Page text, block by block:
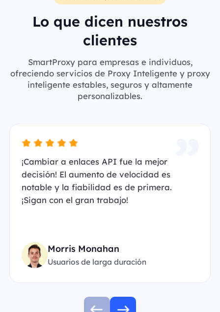
Lo que dicen nuestros
clientes
SmartProxy para empresas e individuos,
ofreciendo servicios de Proxy Inteligente y proxy
inteligente estables, seguros y altamente
personalizables.
¡Cambiar a enlaces API fue la mejor
decisión! El aumento de velocidad es
notable y la fiabilidad es de primera.
¡Sigan con el gran trabajo!
Morris Monahan
Usuarios de larga duración